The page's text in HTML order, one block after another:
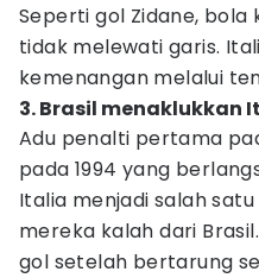
Seperti gol Zidane,
tidak melewati garis.
kemenangan melalui
3. Brasil menaklukkan
Adu penalti pertama
pada 1994 yang
Italia menjadi salah
mereka kalah dari
gol setelah bertarung